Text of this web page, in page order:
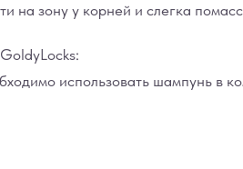
на зону у корней и слегка
использовать шампунь